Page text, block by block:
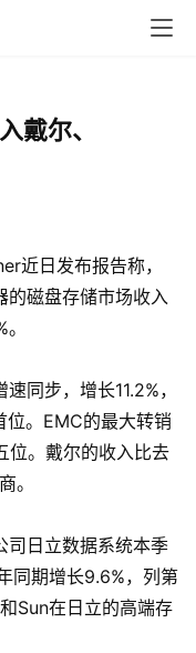
戴尔、
近日发布报告称，
的磁盘存储市场收入
同步，增长11.2%，
位。EMC的最大转销
位。戴尔的收入比去
。
日立数据系统本季
同期增长9.6%，列第
Sun在日立的高端存